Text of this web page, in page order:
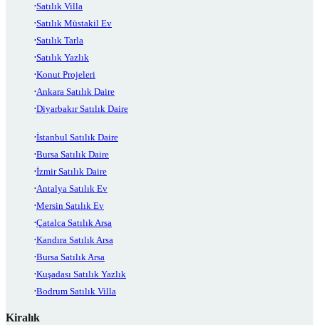
Satılık Villa
Satılık Müstakil Ev
Satılık Tarla
Satılık Yazlık
Konut Projeleri
Ankara Satılık Daire
Diyarbakır Satılık Daire
İstanbul Satılık Daire
Bursa Satılık Daire
İzmir Satılık Daire
Antalya Satılık Ev
Mersin Satılık Ev
Çatalca Satılık Arsa
Kandıra Satılık Arsa
Bursa Satılık Arsa
Kuşadası Satılık Yazlık
Bodrum Satılık Villa
Kiralık